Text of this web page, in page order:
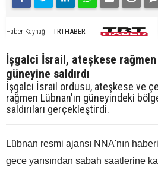
Haber Kaynağı TRTHABER
İşgalci İsrail, ateşkese rağmen
güneyine saldırdı
İşgalci İsrail ordusu, ateşkese ve
rağmen Lübnan'ın güneyindeki
saldırıları gerçekleştirdi.
Lübnan resmi ajansı NNA'nın
gece yarısından sabah saatlerine